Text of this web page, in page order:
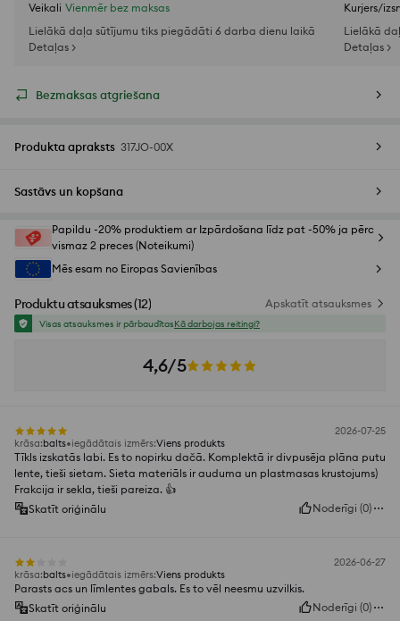
Veikali Vienmēr bez maksas
Lielākā daļa sūtījumu tiks piegādāti 6 darba dienu laikā
Detaļas >
Kurjers/
Lielākā
Detaļas >
Bezmaksas atgriešana
Produkta apraksts 317JO-00X
Sastāvs un kopšana
Papildu -20% produktiem ar Izpārdošana līdz pat -50% ja pērc
vismaz 2 preces (Noteikumi)
Mēs esam no Eiropas Savienības
Produktu atsauksmes(12) Apskatīt atsauksmes
Visas atsauksmes ir pārbaudītasKā darbojas reitingi?
4,6/5
2026-07-25
krāsa:balts iegādātais izmērs:Viens produkts
Tīkls izskatās labi. Es to nopirku dačā. Komplektā ir divpusēja plāna putu
lente, tieši sietam. Sieta materiāls ir auduma un plastmasas krustojums)
Frakcija ir sekla, tieši pareiza. 👍️
Skatīt oriģinālu
Noderīgi (0)
2026-06-27
krāsa:balts iegādātais izmērs:Viens produkts
Parasts acs un līmlentes gabals. Es to vēl neesmu uzvilkis.
Skatīt oriģinālu
Noderīgi (0)